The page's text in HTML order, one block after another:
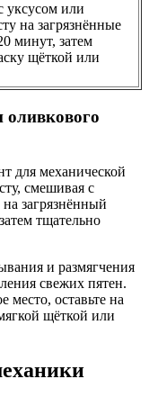
уксусом или
на загрязнённые
минут, затем
щёткой или
оливкового
для механической
смешивая с
загрязнённый
тщательно
и размягчения
свежих пятен.
место, оставьте на
щёткой или